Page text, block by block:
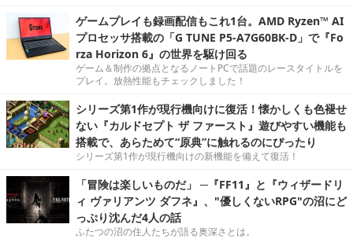
ゲームプレイも録画配信もこれ1台。AMD Ryzen™ AI
プロセッサ搭載の「G TUNE P5-A7G60BK-D」で『Fo
rza Horizon 6』の世界を駆け回る
ゲーム＆制作の拠点となるノートPCで話題のレースタイトルを
プレイ。放熱性能もチェックしました！
シリーズ第1作が現行機向けに復活！懐かしくも色褪せ
ない『カルドセプト ザ ファースト』遊びやすい機能も
搭載で、あらためて“原典”に触れるのにぴったり
シリーズ第1作が現行機向けの新機能を備えて復活！
「冒険は楽しいものだ」 ─『FF11』と『ウィザードリ
ィ ヴァリアンツ ダフネ』、"優しくないRPG"の沼にど
っぷり沈んだ4人の話
ふたつの沼の住人たちが語る奥深さとは。